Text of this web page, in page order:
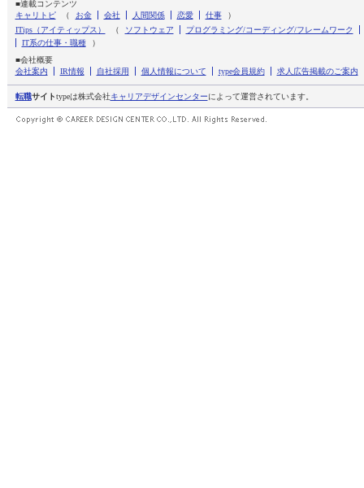
■連載コンテンツ
キャリトピ
（ お金 会社 人間関係 恋愛 仕事
）
ITips（アイティップス）
（ ソフトウェア
プログラミング/コーディング/フレームワーク
IT系の仕事・職種
）
■会社概要
会社案内
IR情報 自社採用 個人情報について type会員規約 求人広告掲載のご案内
転職サイトtypeは株式会社キャリアデザインセンターによって運営されています。